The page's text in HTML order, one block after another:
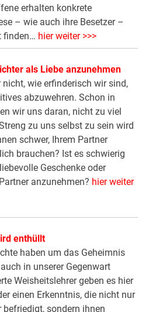
erhalten konkrete
– wie auch ihre Besetzer –
finden… hier weiter >>>
als Liebe anzunehmen
wie erfinderisch wir sind,
abzuwehren. Schon in
wir uns daran, nicht zu viel
zu uns selbst zu sein wird
schwer, Ihrem Partner
brauchen? Ist es schwierig
Geschenke oder
anzunehmen? hier weiter
enthüllt
haben um das Geheimnis
in unserer Gegenwart
Weisheitslehrer geben es hier
einen Erkenntnis, die nicht nur
sondern ihnen